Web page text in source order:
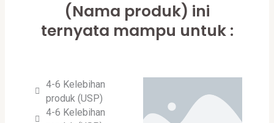
(Nama produk) ini
ternyata mampu untuk :
4-6 Kelebihan
produk (USP)
4-6 Kelebihan